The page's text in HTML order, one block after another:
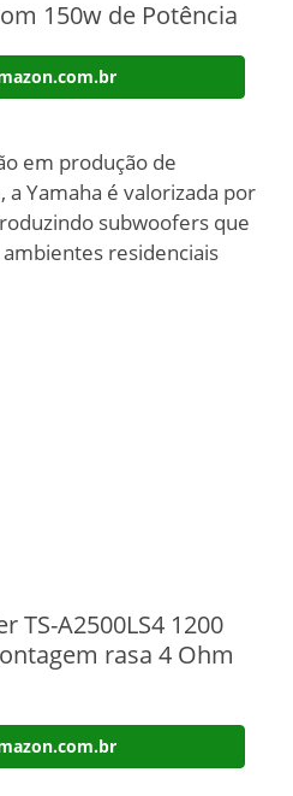
150w de Potência
em produção de
Yamaha é valorizada por
subwoofers que
residenciais
TS-A2500LS4 1200
rasa 4 Ohm